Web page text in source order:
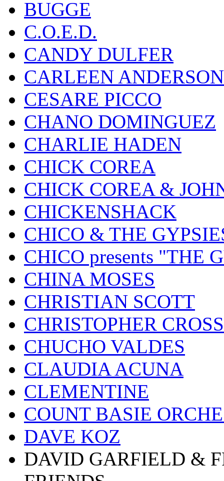
BUGGE
C.O.E.D.
CANDY DULFER
CARLEEN ANDERSON
CESARE PICCO
CHANO DOMINGUEZ
CHARLIE HADEN
CHICK COREA
CHICK COREA &
CHICKENSHACK
CHICO & THE
CHICO presents "THE
CHINA MOSES
CHRISTIAN SCOTT
CHRISTOPHER CROSS
CHUCHO VALDES
CLAUDIA ACUNA
CLEMENTINE
COUNT BASIE
DAVE KOZ
DAVID GARFIELD &